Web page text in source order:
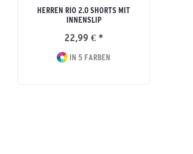
HERREN RIO 2.0 SHORTS MIT
INNENSLIP
22,99 € *
IN 5 FARBEN